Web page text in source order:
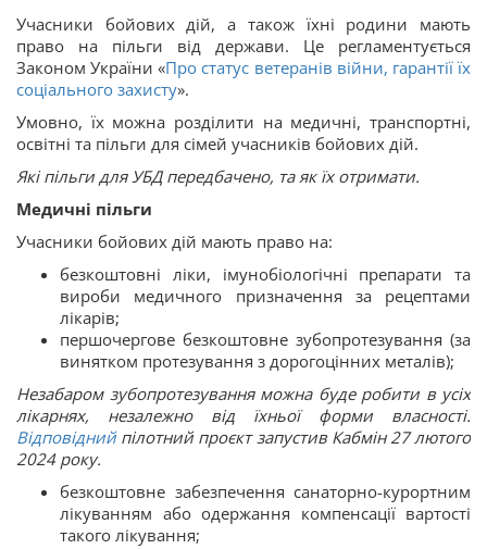
Учасники бойових дій, а також їхні родини мають
право на пільги від держави. Це регламентується
Законом України «Про статус ветеранів війни, гарантії їх
соціального захисту».
Умовно, їх можна розділити на медичні, транспортні,
освітні та пільги для сімей учасників бойових дій.
Які пільги для УБД передбачено, та як їх отримати.
Медичні пільги
Учасники бойових дій мають право на:
безкоштовні ліки, імунобіологічні препарати та
вироби медичного призначення за рецептами
лікарів;
першочергове безкоштовне зубопротезування (за
винятком протезування з дорогоцінних металів);
Незабаром зубопротезування можна буде робити в усіх
лікарнях, незалежно від їхньої форми власності.
Відповіднийпілотний проєкт запустив Кабмін 27 лютого
2024 року.
безкоштовне забезпечення санаторно-курортним
лікуванням або одержання компенсації вартості
такого лікування;